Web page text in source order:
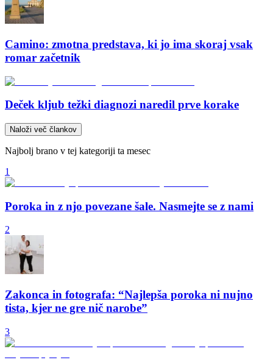
Camino: zmotna predstava, ki jo ima skoraj vsak
romar začetnik
Deček kljub težki diagnozi naredil prve korake
Naloži več člankov
Najbolj brano v tej kategoriji ta mesec
1
Poroka in z njo povezane šale. Nasmejte se z nami
2
Zakonca in fotografa: “Najlepša poroka ni nujno
tista, kjer ne gre nič narobe”
3